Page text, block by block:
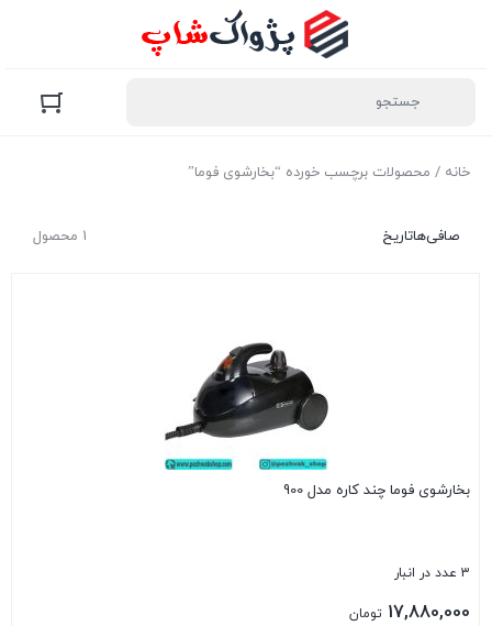
خانه / محصولات برچسب خورده “بخارشوی فوما”
1 محصول صافی‌هاتاریخ
بخارشوی فوما چند کاره مدل 900
3 عدد در انبار
17,880,000 تومان